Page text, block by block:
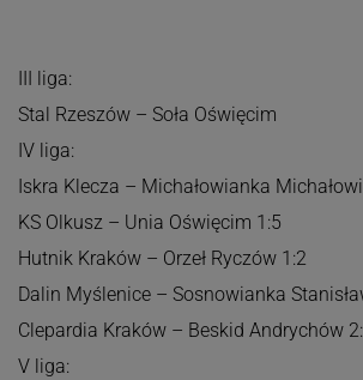
III liga:
Stal Rzeszów – Soła Oświęcim
IV liga:
Iskra Klecza – Michałowianka
KS Olkusz – Unia Oświęcim 1:5
Hutnik Kraków – Orzeł Ryczów 1:2
Dalin Myślenice – Sosnowianka
Clepardia Kraków – Beskid Andrychów
V liga: